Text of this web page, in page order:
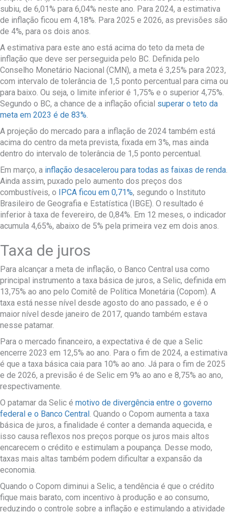
subiu, de 6,01% para 6,04% neste ano. Para 2024, a estimativa
de inflação ficou em 4,18%. Para 2025 e 2026, as previsões são
de 4%, para os dois anos.
A estimativa para este ano está acima do teto da meta de
inflação que deve ser perseguida pelo BC. Definida pelo
Conselho Monetário Nacional (CMN), a meta é 3,25% para 2023,
com intervalo de tolerância de 1,5 ponto percentual para cima ou
para baixo. Ou seja, o limite inferior é 1,75% e o superior 4,75%.
Segundo o BC, a chance de a inflação oficial superar o teto da
meta em 2023 é de 83%.
A projeção do mercado para a inflação de 2024 também está
acima do centro da meta prevista, fixada em 3%, mas ainda
dentro do intervalo de tolerância de 1,5 ponto percentual.
Em março, a inflação desacelerou para todas as faixas de renda.
Ainda assim, puxado pelo aumento dos preços dos
combustíveis, o
IPCA ficou em 0,71%, segundo o Instituto
Brasileiro de Geografia e Estatística (IBGE). O resultado é
inferior à taxa de fevereiro, de 0,84%. Em 12 meses, o indicador
acumula 4,65%, abaixo de 5% pela primeira vez em dois anos.
Taxa de juros
Para alcançar a meta de inflação, o Banco Central usa como
principal instrumento a taxa básica de juros, a Selic, definida em
13,75% ao ano pelo Comitê de Política Monetária (Copom). A
taxa está nesse nível desde agosto do ano passado, e é o
maior nível desde janeiro de 2017, quando também estava
nesse patamar.
Para o mercado financeiro, a expectativa é de que a Selic
encerre 2023 em 12,5% ao ano. Para o fim de 2024, a estimativa
é que a taxa básica caia para 10% ao ano. Já para o fim de 2025
e de 2026, a previsão é de Selic em 9% ao ano e 8,75% ao ano,
respectivamente.
O patamar da Selic é motivo de divergência entre o governo
federal e o Banco Central . Quando o Copom aumenta a taxa
básica de juros, a finalidade é conter a demanda aquecida, e
isso causa reflexos nos preços porque os juros mais altos
encarecem o crédito e estimulam a poupança. Desse modo,
taxas mais altas também podem dificultar a expansão da
economia.
Quando o Copom diminui a Selic, a tendência é que o crédito
fique mais barato, com incentivo à produção e ao consumo,
reduzindo o controle sobre a inflação e estimulando a atividade